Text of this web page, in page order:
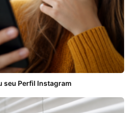
seu Perfil Instagram